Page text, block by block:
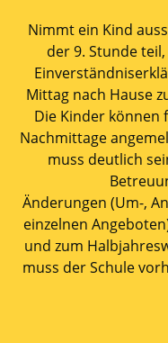
Nimmt ein Kind
der 9. Stunde
Mittag nach Hause
Die Kinder können
Nachmittage
muss deutlich
Änderungen (Um-,
einzelnen
und zum
muss der Schule